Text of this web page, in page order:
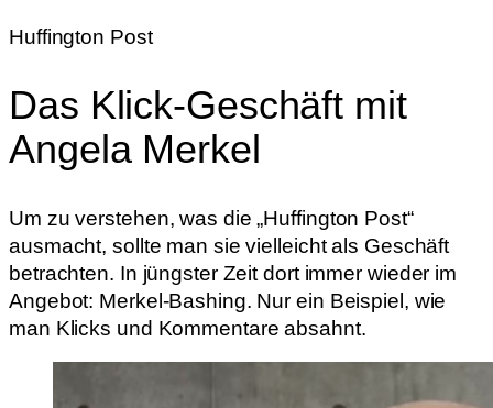
Huffington Post
Das Klick-Geschäft mit
Angela Merkel
Um zu verstehen, was die „Huffington Post“
ausmacht, sollte man sie vielleicht als Geschäft
betrachten. In jüngster Zeit dort immer wieder im
Angebot: Merkel-Bashing. Nur ein Beispiel, wie
man Klicks und Kommentare absahnt.